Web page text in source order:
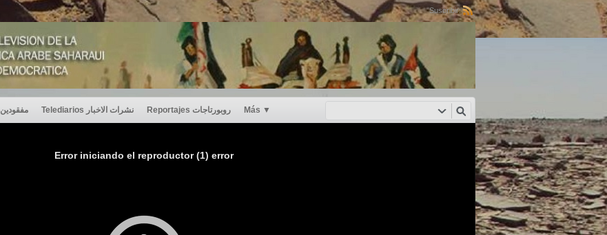
Suscribir:
Desaparecidos مفقودين Telediarios نشرات الاخبار Reportajes روبورتاجات Más ▼
Error iniciando el reproductor (1) error